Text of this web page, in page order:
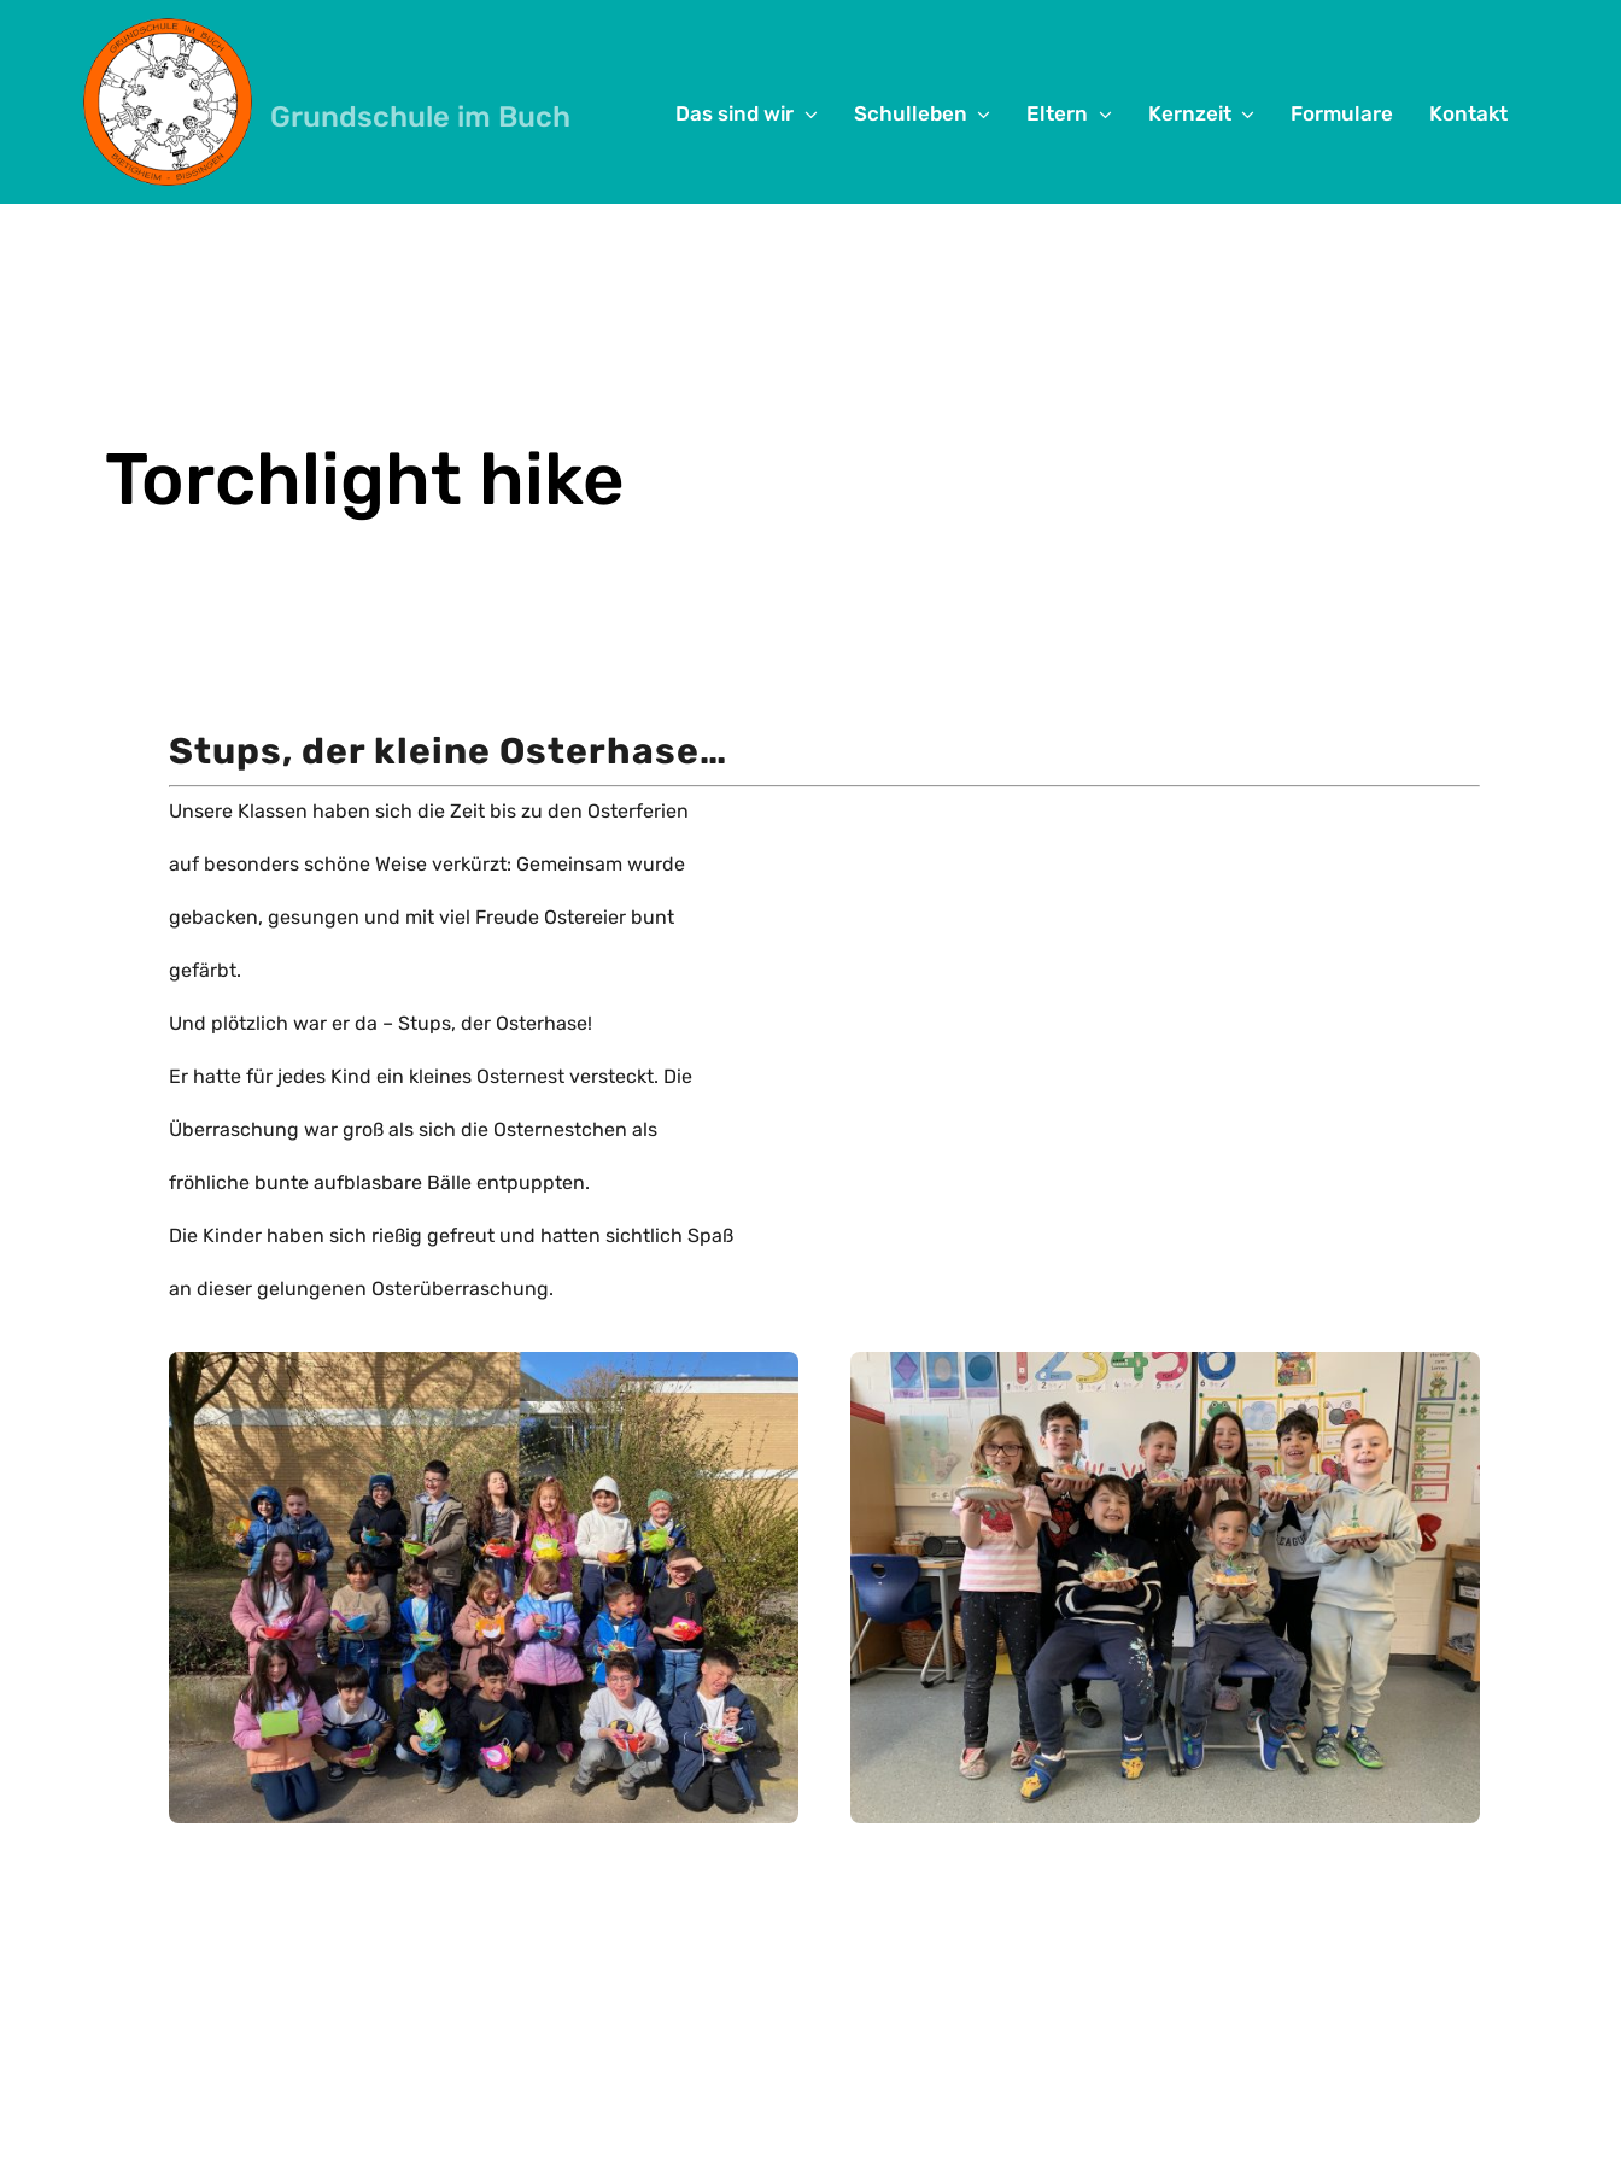
Grundschule im Buch Das sind wir Schulleben Eltern Kernzeit Formulare Kontakt
Torchlight hike
Stups, der kleine Osterhase…
Unsere Klassen haben sich die Zeit bis zu den Osterferien
auf besonders schöne Weise verkürzt: Gemeinsam wurde
gebacken, gesungen und mit viel Freude Ostereier bunt
gefärbt.
Und plötzlich war er da – Stups, der Osterhase!
Er hatte für jedes Kind ein kleines Osternest versteckt. Die
Überraschung war groß als sich die Osternestchen als
fröhliche bunte aufblasbare Bälle entpuppten.
Die Kinder haben sich rießig gefreut und hatten sichtlich Spaß
an dieser gelungenen Osterüberraschung.